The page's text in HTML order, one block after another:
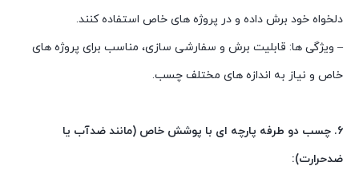
دلخواه خود برش داده و در پروژه های خاص استفاده کنند.
– ویژگی ها: قابلیت برش و سفارشی سازی، مناسب برای پروژه های
خاص و نیاز به اندازه های مختلف چسب.
6. چسب دو طرفه پارچه ای با پوشش خاص (مانند ضدآب یا
ضدحرارت):